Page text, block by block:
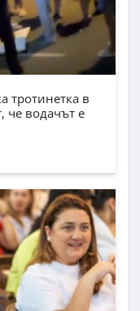
тротинетка в
че водачът е